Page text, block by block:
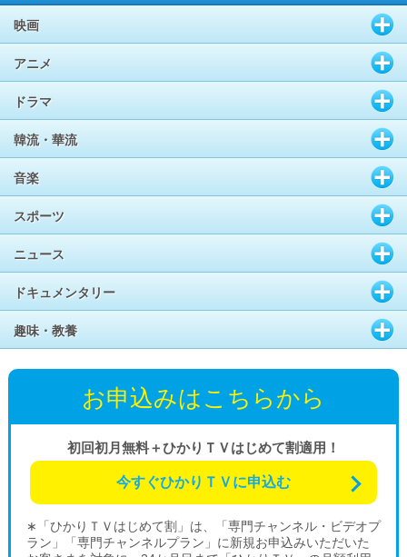
映画
アニメ
ドラマ
韓流・華流
音楽
スポーツ
ニュース
ドキュメンタリー
趣味・教養
お申込みはこちらから
初回初月無料＋ひかりＴＶはじめて割適用！
今すぐひかりＴＶに申込む
∗「ひかりＴＶはじめて割」は、「専門チャンネル・ビデオプ
ラン」「専門チャンネルプラン」に新規お申込みいただいた